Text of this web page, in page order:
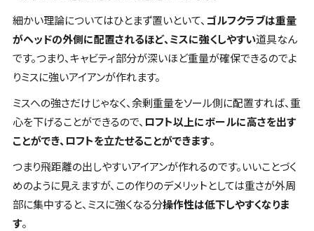
細かい理論についてはひとまず置いといて、 ゴルフクラブは重量
がヘッドの外側に配置されるほど、ミスに強くしやすい道具なん
です。つまり、 キャビティ部分が深いほど重量が確保できるのでよ
りミスに強いアイアンが作れます。
ミスへの強さだけじゃなく、余剰重量をソール側に配置すれば、重
心を下げることができるので、 ロフト以上にボールに高さを出す
ことができ、ロフトを立たせることができます。
つまり飛距離の出しやすいアイアンが作れるのです。いいことづく
めのように見えますが、この作りのデメリットとしては重さが外周
部に集中すると、ミスに強くなる分操作性は低下しやすくなりま
す。